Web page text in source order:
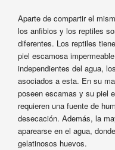
Aparte de compartir el
los anfibios y los reptiles
diferentes. Los reptiles
piel escamosa
independientes del agua,
asociados a esta. En su
poseen escamas y su piel
requieren una fuente de
desecación. Además, la
aparearse en el agua,
gelatinosos huevos.